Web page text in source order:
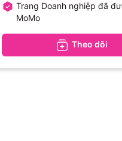
Trang Doanh nghiệp đã
MoMo
Theo dõi